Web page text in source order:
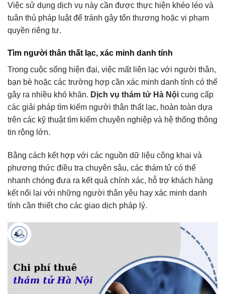
Việc sử dụng dịch vụ này cần được thực hiện khéo léo và
tuân thủ pháp luật để tránh gây tổn thương hoặc vi phạm
quyền riêng tư.
Tìm người thân thất lạc, xác minh danh tính
Trong cuộc sống hiện đại, việc mất liên lạc với người thân,
bạn bè hoặc các trường hợp cần xác minh danh tính có thể
gây ra nhiều khó khăn. Dịch vụ thám tử Hà Nội cung cấp
các giải pháp tìm kiếm người thân thất lạc, hoàn toàn dựa
trên các kỹ thuật tìm kiếm chuyên nghiệp và hệ thống thông
tin rộng lớn.
Bằng cách kết hợp với các nguồn dữ liệu công khai và
phương thức điều tra chuyên sâu, các thám tử có thể
nhanh chóng đưa ra kết quả chính xác, hỗ trợ khách hàng
kết nối lại với những người thân yêu hay xác minh danh
tính cần thiết cho các giao dịch pháp lý.